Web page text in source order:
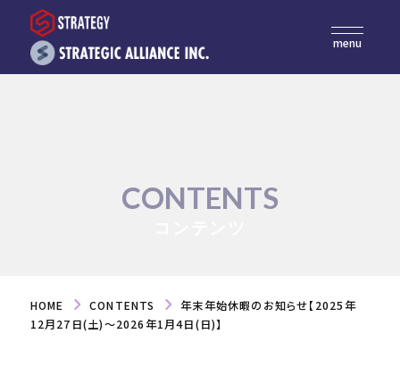
menu
CONTENTS
HOME CONTENTS
年末年始休暇のお知らせ【2025年
12月27日(土)～2026年1月4日(日)】